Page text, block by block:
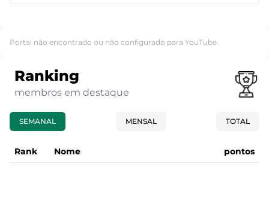
Portal não encontrado ou não configurado para YouTube.
Ranking
membros em destaque
SEMANAL MENSAL TOTAL
Rank Nome pontos